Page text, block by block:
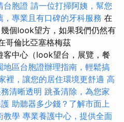
台胞證 請一位打掃阿姨，幫您
，專業且有口碑的牙科服務 在
個look望方，如果我們仍然有
哥倫比亞塞格梅茲
客中心（look望台，展覽，餐
地區台胞證辦理指南，輕鬆搞
裡，讓您的居住環境更舒適 高
清晰透明 跳蚤清除，為您家
助聽器多少錢？了解市面上
教學 專業養護中心，提供全面